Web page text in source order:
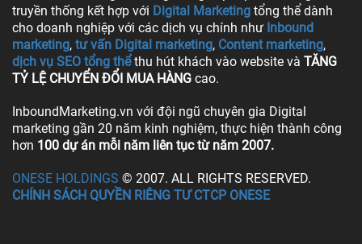
truyền thống kết hợp với Digital Marketing tổng thể dành
cho doanh nghiệp với các dịch vụ chính như Inbound
marketing, tư vấn Digital marketing, Content marketing,
dịch vụ SEO tổng thể thu hút khách vào website và TĂNG
TỶ LỆ CHUYỂN ĐỔI MUA HÀNG cao.
InboundMarketing.vn với đội ngũ chuyên gia Digital
marketing gần 20 năm kinh nghiệm, thực hiện thành công
hơn 100 dự án mỗi năm liên tục từ năm 2007.
ONESE HOLDINGS © 2007. ALL RIGHTS RESERVED.
CHÍNH SÁCH QUYỀN RIÊNG TƯ CTCP ONESE